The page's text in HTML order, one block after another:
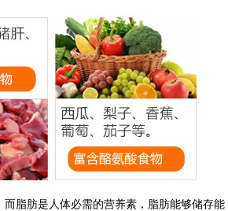
脂肪是人体必需的营养素，脂肪能够储存能